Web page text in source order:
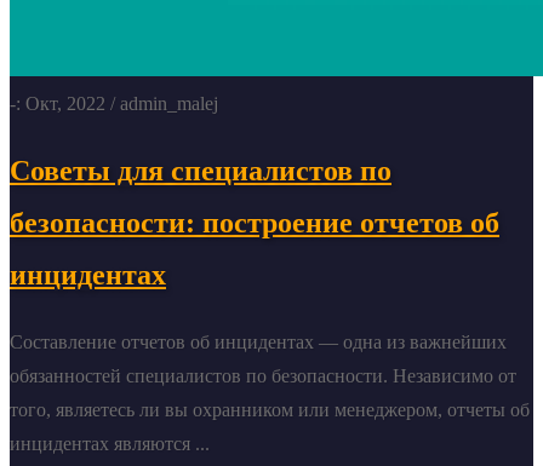
-: Окт, 2022 / admin_malej
Советы для специалистов по
безопасности: построение отчетов об
инцидентах
Составление отчетов об инцидентах — одна из важнейших
обязанностей специалистов по безопасности. Независимо от
того, являетесь ли вы охранником или менеджером, отчеты об
инцидентах являются ...